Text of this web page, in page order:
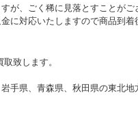
が、ごく稀に見落とすことがご
に対応いたしますので商品到着
致します。
手県、青森県、秋田県の東北